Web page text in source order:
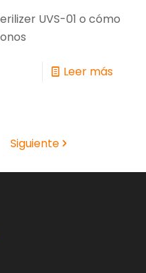
UVS-01 o cómo
Leer más
Siguiente